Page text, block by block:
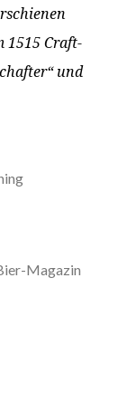
1515 Craft-
und